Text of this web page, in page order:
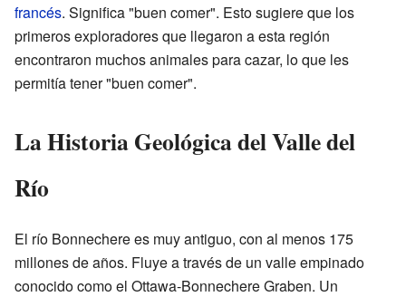
francés. Significa "buen comer". Esto sugiere que los
primeros exploradores que llegaron a esta región
encontraron muchos animales para cazar, lo que les
permitía tener "buen comer".
La Historia Geológica del Valle del
Río
El río Bonnechere es muy antiguo, con al menos 175
millones de años. Fluye a través de un valle empinado
conocido como el Ottawa-Bonnechere Graben. Un